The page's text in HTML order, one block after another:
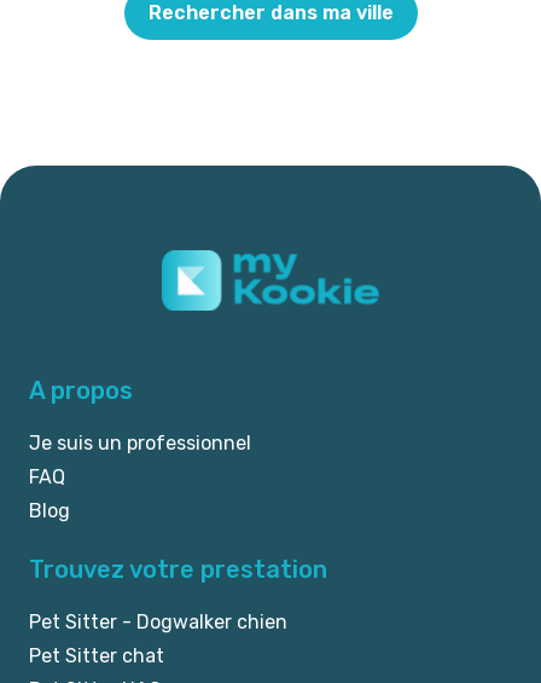
Rechercher dans ma ville
A propos
Je suis un professionnel
FAQ
Blog
Trouvez votre prestation
Pet Sitter - Dogwalker chien
Pet Sitter chat